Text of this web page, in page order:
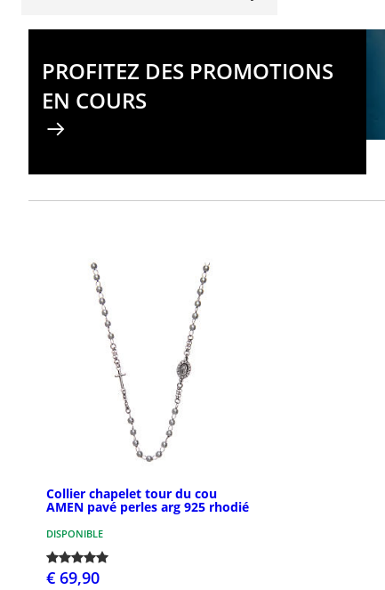
PROFITEZ DES PROMOTIONS
EN COURS
Collier chapelet tour du cou
AMEN pavé perles arg 925 rhodié
DISPONIBLE
€ 69,90